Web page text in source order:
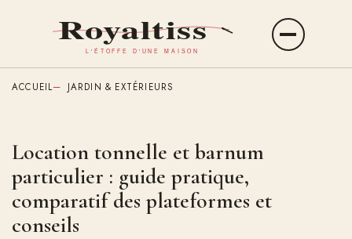
Ouvrir
le
ACCUEIL JARDIN & EXTÉRIEURS
Location tonnelle et barnum
particulier : guide pratique,
comparatif des plateformes et
conseils